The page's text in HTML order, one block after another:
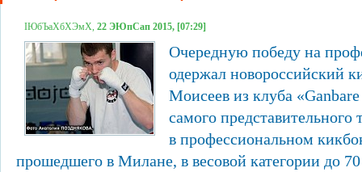
ІЮбЪаХбХЭмХ, 22 ЭЮпСап 2015, [07:29]
Очередную победу на
одержал новороссийский
Моисеев из клуба
самого представительного
в профессиональном
прошедшего в Милане, в весовой категории до